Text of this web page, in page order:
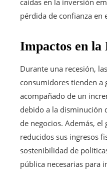
pérdida de confianza en
Impactos en la
Durante una recesión,
consumidores tienden a
acompañado de un
debido a la disminución
de negocios. Además,
reducidos sus ingresos
sostenibilidad de
pública necesarias para